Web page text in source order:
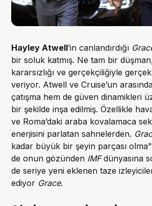
Hayley Atwell’in canlandırdığı
bir soluk katmış. Ne tam bir
kararsızlığı ve gerçekçiliğiyle
veriyor. Atwell ve Cruise’un
çatışma hem de güven dinamikleri
bir şekilde inşa edilmiş. Özellikle
ve Roma’daki araba kovalamaca
enerjisini parlatan sahnelerden.
kadar büyük bir şeyin parçası
de onun gözünden IMFdünyasına
de seriye yeni eklenen taze
ediyor Grace.